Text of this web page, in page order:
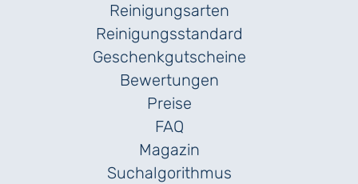
Reinigungsarten
Reinigungs­standard
Geschenk­gutscheine
Bewertungen
Preise
FAQ
Magazin
Suchalgorithmus